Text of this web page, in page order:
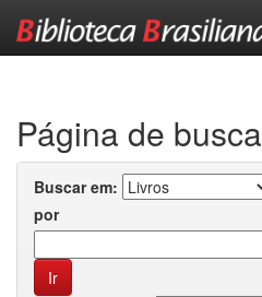
Página de busca
Buscar em:
por